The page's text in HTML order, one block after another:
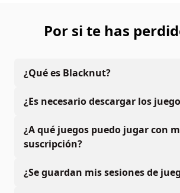
Por si te has
¿Qué es Blacknut?
¿Es necesario descargar los
¿A qué juegos puedo jugar con
suscripción?
¿Se guardan mis sesiones de